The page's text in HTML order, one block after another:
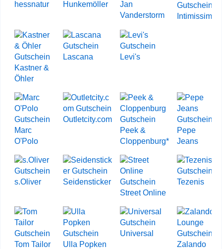
hessnatur Hunkemöller
Jan
Vanderstorm
Intimissimi
Kastner &
Öhler
Lascana Levi's
Marc
O'Polo
Outletcity.com
Peek &
Cloppenburg*
Pepe
Jeans
s.Oliver
Seidensticker
Street Online
Tezenis
Tom Tailor Ulla Popken
Universal
Zalando